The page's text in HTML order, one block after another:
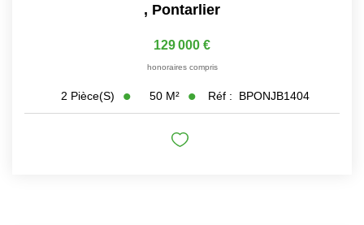
, Pontarlier
129 000 €
honoraires compris
2 Pièce(s) 50 M² Réf : BPONJB1404